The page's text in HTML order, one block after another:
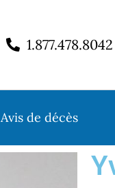
1.877.478.8042
Avis de décès